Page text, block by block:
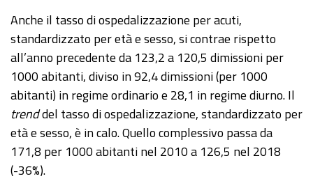
Anche il tasso di ospedalizzazione per acuti,
standardizzato per età e sesso, si contrae rispetto
all’anno precedente da 123,2 a 120,5 dimissioni per
1000 abitanti, diviso in 92,4 dimissioni (per 1000
abitanti) in regime ordinario e 28,1 in regime diurno. Il
trenddel tasso di ospedalizzazione, standardizzato per
età e sesso, è in calo. Quello complessivo passa da
171,8 per 1000 abitanti nel 2010 a 126,5 nel 2018
(-36%).